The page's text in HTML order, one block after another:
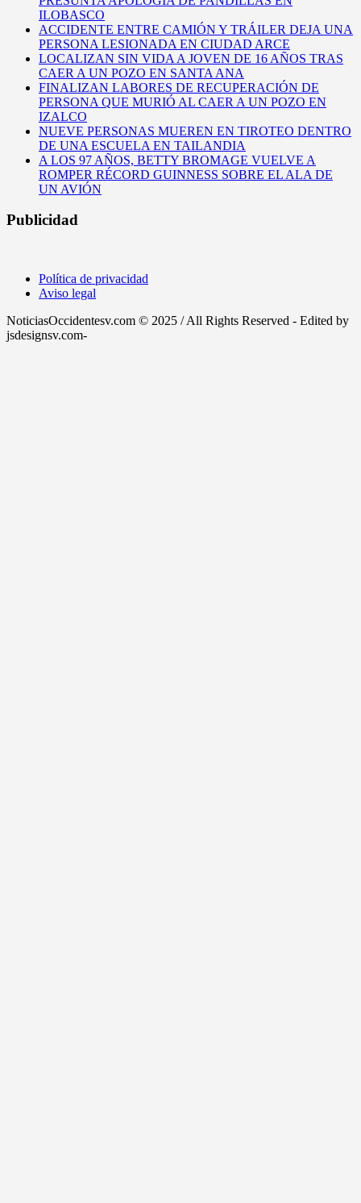
ILOBASCO
ACCIDENTE ENTRE CAMIÓN Y TRÁILER DEJA UNA
PERSONA LESIONADA EN CIUDAD ARCE
LOCALIZAN SIN VIDA A JOVEN DE 16 AÑOS TRAS
CAER A UN POZO EN SANTA ANA
FINALIZAN LABORES DE RECUPERACIÓN DE
PERSONA QUE MURIÓ AL CAER A UN POZO EN
IZALCO
NUEVE PERSONAS MUEREN EN TIROTEO DENTRO
DE UNA ESCUELA EN TAILANDIA
A LOS 97 AÑOS, BETTY BROMAGE VUELVE A
ROMPER RÉCORD GUINNESS SOBRE EL ALA DE
UN AVIÓN
Publicidad
Política de privacidad
Aviso legal
NoticiasOccidentesv.com © 2025 / All Rights Reserved - Edited by
jsdesignsv.com-